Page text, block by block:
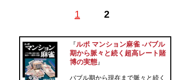
1 2
イターに。SPA! やサイゾー、キャリコネニュース、マ
いろんな識者のお話をうかがったり、イベントにお邪魔
したりするのが好き。毎月1日どこかで誰かと何かしら
映画を観て飲む集会を開催。X（旧Twitter）：
@tsuitachiii
『ルポ マンション麻雀 ‐バブル
期から脈々と続く超高レート賭
博の実態』
バブル期から現在まで脈々と続く